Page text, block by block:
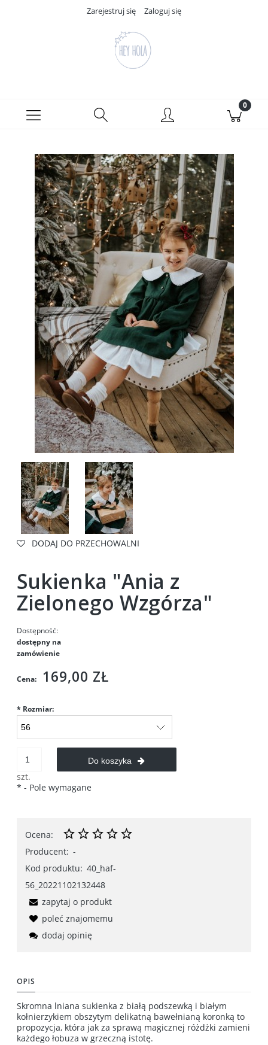
Zarejestruj się Zaloguj się
DODAJ DO PRZECHOWALNI
Sukienka "Ania z
Zielonego Wzgórza"
Dostępność:
dostępny na
zamówienie
Cena: 169,00 ZŁ
* Rozmiar:
szt.
Do koszyka
* - Pole wymagane
Ocena:
Producent: -
Kod produktu: 40_haf-
56_20221102132448
zapytaj o produkt
poleć znajomemu
dodaj opinię
OPIS
Skromna lniana sukienka z białą podszewką i białym
kołnierzykiem obszytym delikatną bawełnianą koronką to
propozycja, która jak za sprawą magicznej różdżki zamieni
każdego łobuza w grzeczną istotę.